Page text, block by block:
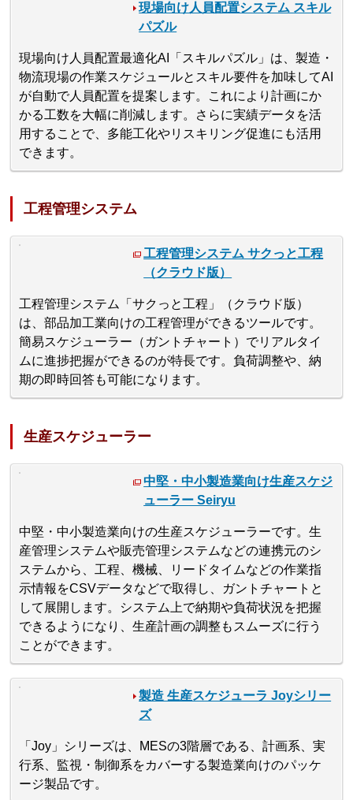
現場向け人員配置システム スキル
パズル
現場向け人員配置最適化AI「スキルパズル」は、製造・
物流現場の作業スケジュールとスキル要件を加味してAI
が自動で人員配置を提案します。これにより計画にか
かる工数を大幅に削減します。さらに実績データを活
用することで、多能工化やリスキリング促進にも活用
できます。
工程管理システム
工程管理システム サクっと工程
（クラウド版）
工程管理システム「サクっと工程」（クラウド版）
は、部品加工業向けの工程管理ができるツールです。
簡易スケジューラー（ガントチャート）でリアルタイ
ムに進捗把握ができるのが特長です。負荷調整や、納
期の即時回答も可能になります。
生産スケジューラー
中堅・中小製造業向け生産スケジ
ューラー Seiryu
中堅・中小製造業向けの生産スケジューラーです。生
産管理システムや販売管理システムなどの連携元のシ
ステムから、工程、機械、リードタイムなどの作業指
示情報をCSVデータなどで取得し、ガントチャートと
して展開します。システム上で納期や負荷状況を把握
できるようになり、生産計画の調整もスムーズに行う
ことができます。
製造 生産スケジューラ Joyシリー
ズ
「Joy」シリーズは、MESの3階層である、計画系、実
行系、監視・制御系をカバーする製造業向けのパッケ
ージ製品です。